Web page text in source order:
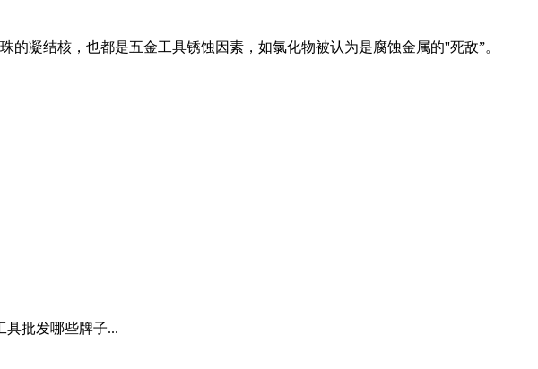
凝结核，也都是五金工具锈蚀因素，如氯化物被认为是腐蚀金属的''死敌”。
具批发哪些牌子...